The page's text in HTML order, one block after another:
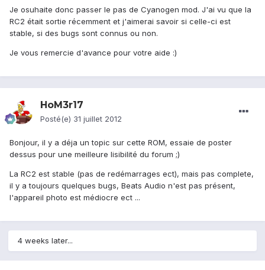
Je osuhaite donc passer le pas de Cyanogen mod. J'ai vu que la
RC2 était sortie récemment et j'aimerai savoir si celle-ci est
stable, si des bugs sont connus ou non.
Je vous remercie d'avance pour votre aide :)
HoM3r17
Posté(e) 31 juillet 2012
Bonjour, il y a déja un topic sur cette ROM, essaie de poster
dessus pour une meilleure lisibilité du forum ;)
La RC2 est stable (pas de redémarrages ect), mais pas complete,
il y a toujours quelques bugs, Beats Audio n'est pas présent,
l'appareil photo est médiocre ect ...
4 weeks later...